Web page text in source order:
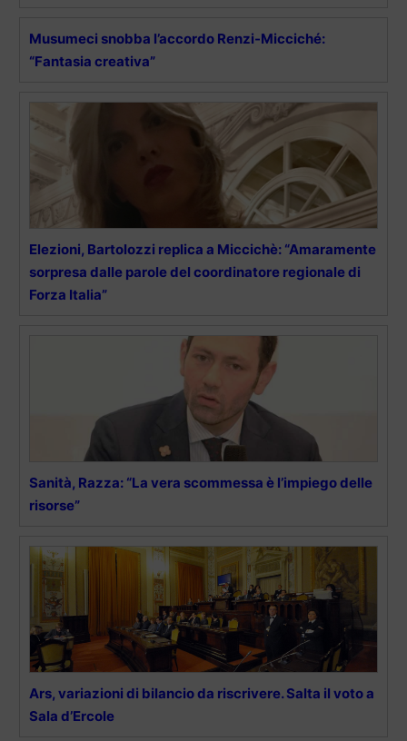
Musumeci snobba l’accordo Renzi-Micciché:
“Fantasia creativa”
Elezioni, Bartolozzi replica a Miccichè: “Amaramente
sorpresa dalle parole del coordinatore regionale di
Forza Italia”
Sanità, Razza: “La vera scommessa è l’impiego delle
risorse”
Ars, variazioni di bilancio da riscrivere. Salta il voto a
Sala d’Ercole